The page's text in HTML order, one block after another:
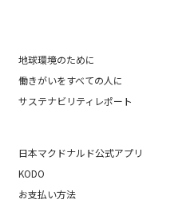
地球環境のために
働きがいをすべての人に
サステナビリティレポート
日本マクドナルド公式アプリ
KODO
お支払い方法